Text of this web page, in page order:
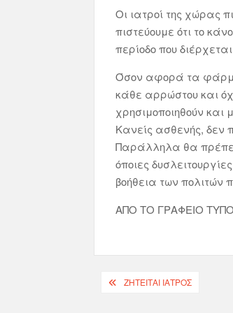
Οι ιατροί της χώρας
πιστεύουμε ότι το
περίοδο που
Όσον αφορά τα
κάθε αρρώστου και
χρησιμοποιηθούν
Κανείς ασθενής, δεν
Παράλληλα θα πρέπει
όποιες
βοήθεια των πολιτών
ΑΠΟ ΤΟ ΓΡΑΦΕΙΟ
ΖΗΤΕΊΤΑΙ ΙΑΤΡΌΣ